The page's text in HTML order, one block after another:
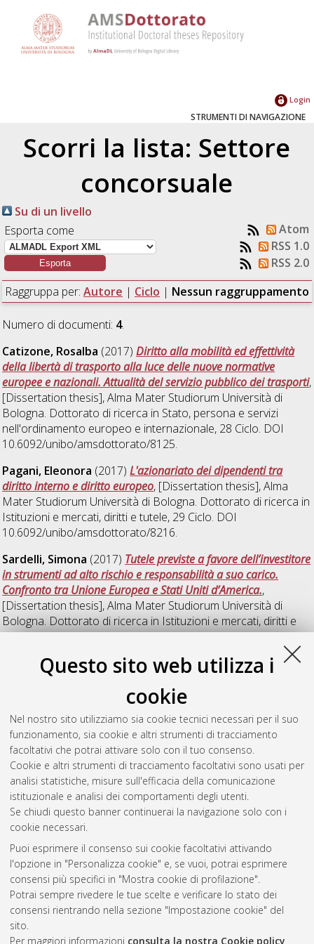
Questo sito web utilizza i
cookie
Nel nostro sito utilizziamo sia cookie tecnici necessari per il suo
funzionamento, sia cookie e altri strumenti di tracciamento
facoltativi che potrai attivare solo con il tuo consenso.
Cookie e altri strumenti di tracciamento facoltativi sono usati per
analisi statistiche, misure sull'efficacia della comunicazione
istituzionale e analisi dei comportamenti degli utenti.
Se chiudi questo banner continuerai la navigazione solo con i
cookie necessari.
Puoi esprimere il consenso sui cookie facoltativi attivando
l'opzione in "Personalizza cookie" e, se vuoi, potrai esprimere
consensi più specifici in "Mostra cookie di profilazione".
Potrai sempre rivedere le tue scelte e verificare lo stato dei
consensi rientrando nella sezione "Impostazione cookie" del
sito.
Per maggiori informazioni consulta la nostra Cookie policy
Login
STRUMENTI DI NAVIGAZIONE
Scorri la lista: Settore
concorsuale
Su di un livello
Esporta come
Atom
RSS 1.0
RSS 2.0
Raggruppa per: Autore | Ciclo | Nessun raggruppamento
Numero di documenti: 4.
Catizone, Rosalba (2017)Diritto alla mobilità ed effettività
della libertà di trasporto alla luce delle nuove normative
europee e nazionali. Attualità del servizio pubblico dei trasporti,
[Dissertation thesis], Alma Mater Studiorum Università di
Bologna. Dottorato di ricerca in Stato, persona e servizi
nell'ordinamento europeo e internazionale, 28 Ciclo. DOI
10.6092/unibo/amsdottorato/8125.
Pagani, Eleonora (2017)L'azionariato dei dipendenti tra
diritto interno e diritto europeo, [Dissertation thesis], Alma
Mater Studiorum Università di Bologna. Dottorato di ricerca in
Istituzioni e mercati, diritti e tutele, 29 Ciclo. DOI
10.6092/unibo/amsdottorato/8216.
Sardelli, Simona (2017) Tutele previste a favore dell’investitore
in strumenti ad alto rischio e responsabilità a suo carico.
Confronto tra Unione Europea e Stati Uniti d’America.,
[Dissertation thesis], Alma Mater Studiorum Università di
Bologna. Dottorato di ricerca in Istituzioni e mercati, diritti e
tutele, 29 Ciclo. DOI 10.6092/unibo/amsdottorato/8238.
Zingaretti, Elena(2017)L'orizzonte di lungo periodo delle
imprese di assicurazione vita - Quo vadis? Le principali sfide tra
un contesto di bassi tassi di interesse e la prospettiva di unione
, [Dissertation thesis], Alma Mater
Studiorum Università di Bologna. Dottorato di ricerca in Diritto
europeo, 28 Ciclo. DOI 10.6092/unibo/amsdottorato/7919.
Questa lista e' stata generata ilMon Aug 10 20:40:22 2026
Atom
Rss 1.0
Rss 2.0